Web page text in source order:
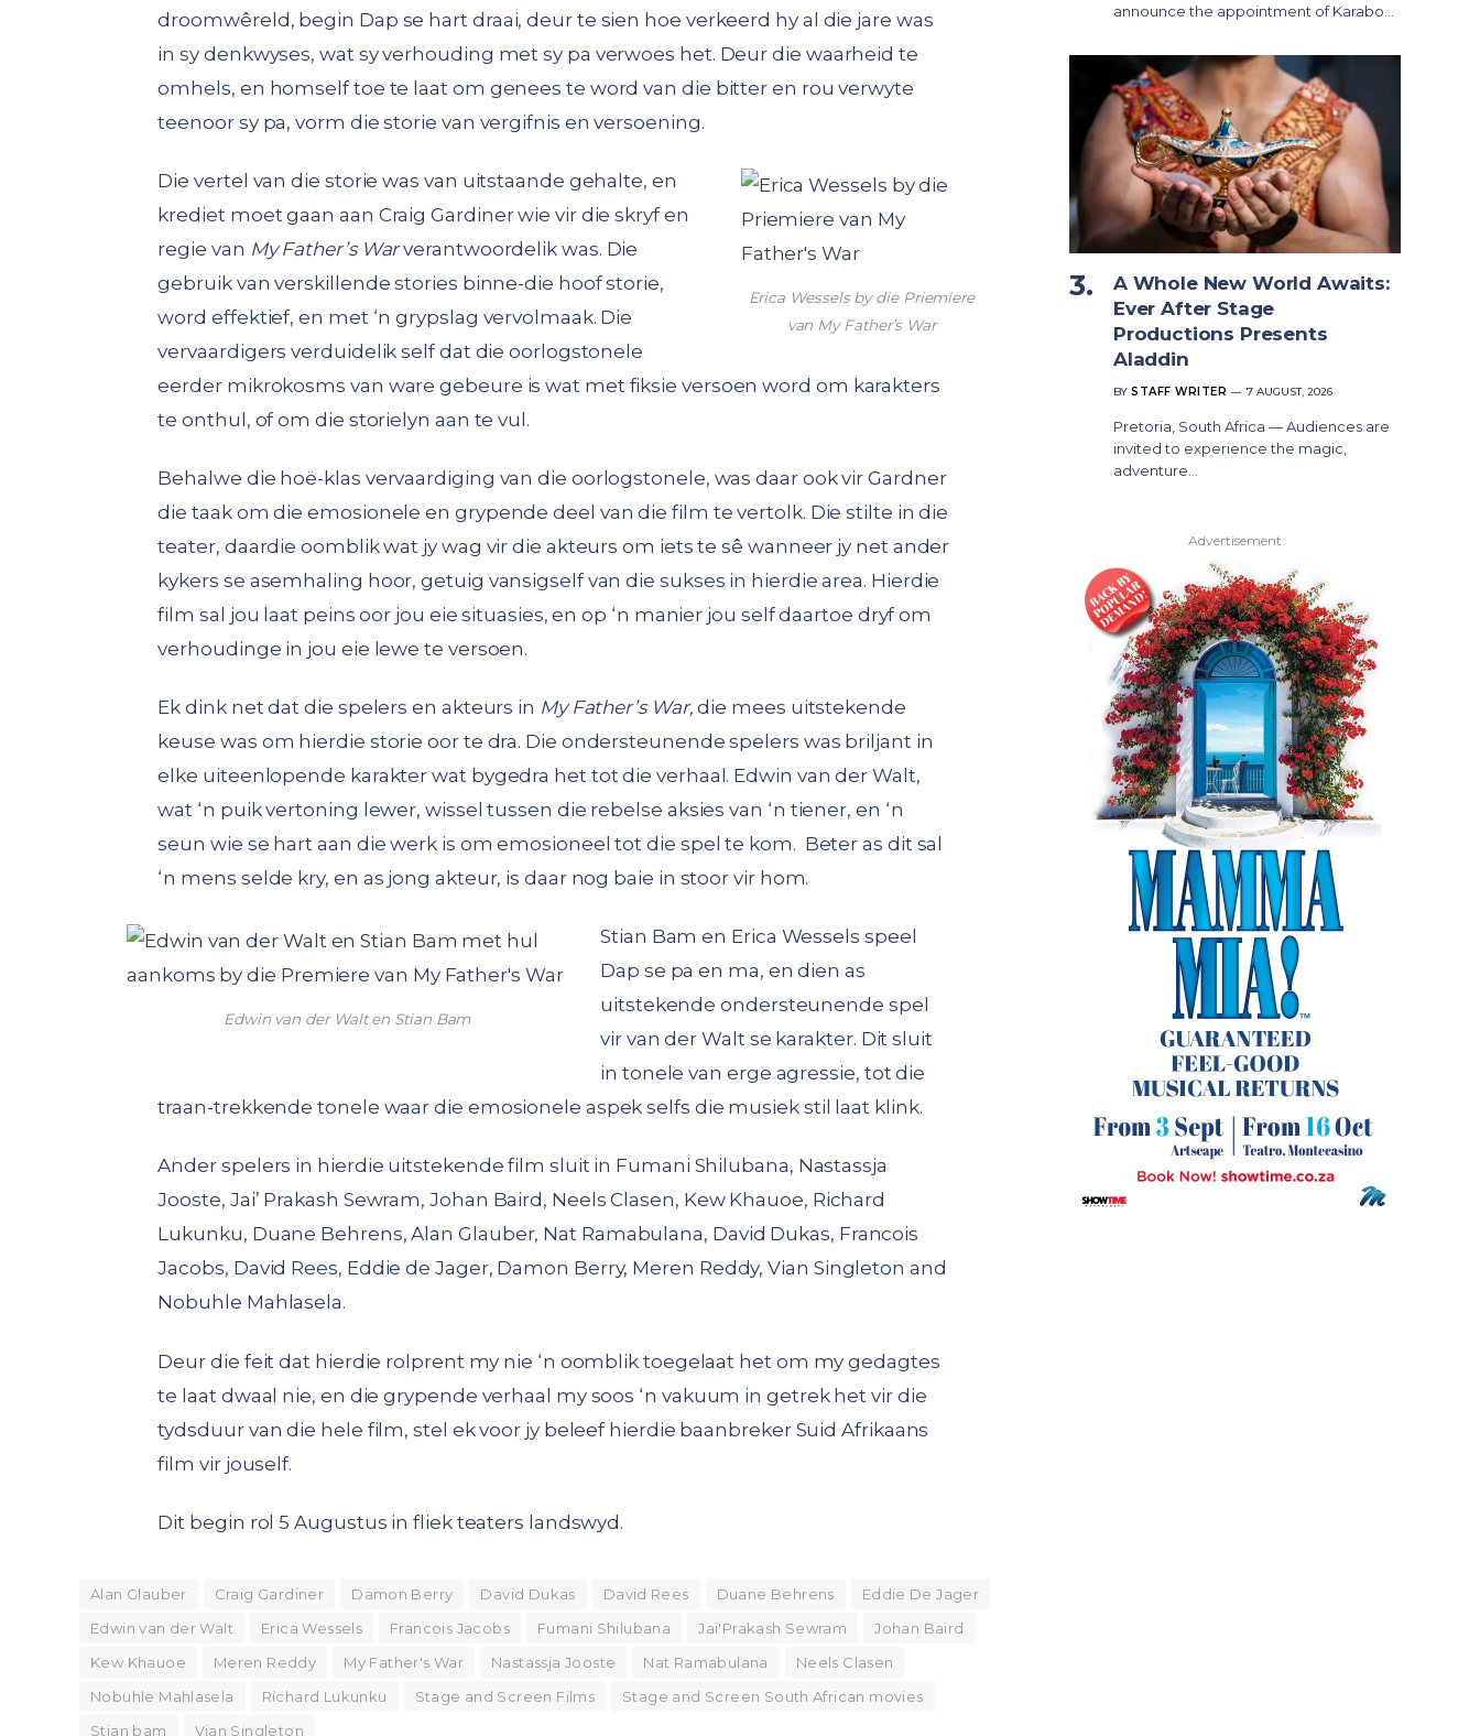
droomwêreld, begin Dap se hart draai, deur te sien hoe verkeerd hy al die jare was
in sy denkwyses, wat sy verhouding met sy pa verwoes het. Deur die waarheid te
omhels, en homself toe te laat om genees te word van die bitter en rou verwyte
teenoor sy pa, vorm die storie van vergifnis en versoening.
Erica Wessels by die Priemiere
van My Father’s War
Die vertel van die storie was van uitstaande gehalte, en
krediet moet gaan aan Craig Gardiner wie vir die skryf en
regie van My Father’s Warverantwoordelik was. Die
gebruik van verskillende stories binne-die hoof storie,
word effektief, en met ‘n grypslag vervolmaak. Die
vervaardigers verduidelik self dat die oorlogstonele
eerder mikrokosms van ware gebeure is wat met fiksie versoen word om karakters
te onthul, of om die storielyn aan te vul.
Behalwe die hoë-klas vervaardiging van die oorlogstonele, was daar ook vir Gardner
die taak om die emosionele en grypende deel van die film te vertolk. Die stilte in die
teater, daardie oomblik wat jy wag vir die akteurs om iets te sê wanneer jy net ander
kykers se asemhaling hoor, getuig vansigself van die sukses in hierdie area. Hierdie
film sal jou laat peins oor jou eie situasies, en op ‘n manier jou self daartoe dryf om
verhoudinge in jou eie lewe te versoen.
Ek dink net dat die spelers en akteurs in My Father’s War,die mees uitstekende
keuse was om hierdie storie oor te dra. Die ondersteunende spelers was briljant in
elke uiteenlopende karakter wat bygedra het tot die verhaal. Edwin van der Walt,
wat ‘n puik vertoning lewer, wissel tussen die rebelse aksies van ‘n tiener, en ‘n
seun wie se hart aan die werk is om emosioneel tot die spel te kom. Beter as dit sal
‘n mens selde kry, en as jong akteur, is daar nog baie in stoor vir hom.
Edwin van der Walt en Stian Bam
Stian Bam en Erica Wessels speel
Dap se pa en ma, en dien as
uitstekende ondersteunende spel
vir van der Walt se karakter. Dit sluit
in tonele van erge agressie, tot die
traan-trekkende tonele waar die emosionele aspek selfs die musiek stil laat klink.
Ander spelers in hierdie uitstekende film sluit in Fumani Shilubana, Nastassja
Jooste, Jai’ Prakash Sewram, Johan Baird, Neels Clasen, Kew Khauoe, Richard
Lukunku, Duane Behrens, Alan Glauber, Nat Ramabulana, David Dukas, Francois
Jacobs, David Rees, Eddie de Jager, Damon Berry, Meren Reddy, Vian Singleton and
Nobuhle Mahlasela.
Deur die feit dat hierdie rolprent my nie ‘n oomblik toegelaat het om my gedagtes
te laat dwaal nie, en die grypende verhaal my soos ‘n vakuum in getrek het vir die
tydsduur van die hele film, stel ek voor jy beleef hierdie baanbreker Suid Afrikaans
film vir jouself.
Dit begin rol 5 Augustus in fliek teaters landswyd.
Alan Glauber Craig Gardiner Damon Berry David Dukas David Rees Duane Behrens
Eddie De Jager
Edwin van der Walt
Erica Wessels Francois Jacobs Fumani Shilubana Jai'Prakash Sewram
Johan Baird
Kew Khauoe
Meren Reddy My Father's War Nastassja Jooste Nat Ramabulana
Neels Clasen
Nobuhle Mahlasela
Richard Lukunku Stage and Screen Films
Stage and Screen South African movies
Stian bam
Vian Singleton
announce the appointment of Karabo…
A Whole New World Awaits:
Ever After Stage
Productions Presents
Aladdin
BY STAFF WRITER 7 AUGUST, 2026
Pretoria, South Africa — Audiences are
invited to experience the magic,
adventure…
Advertisement